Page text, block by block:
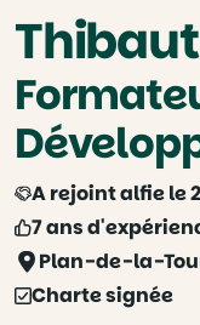
A rejoint alfie le
7 ans
Plan-de-la-
Charte signée